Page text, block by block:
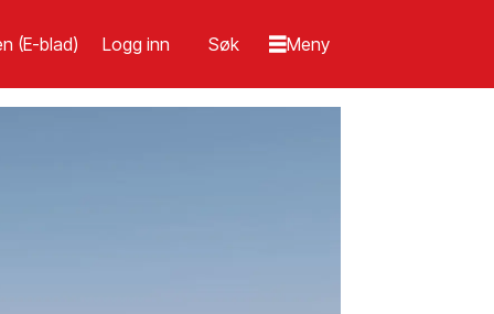
(E-blad) Logg inn